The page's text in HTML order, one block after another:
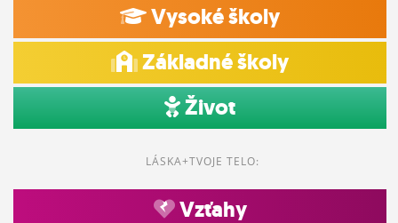
Vysoké školy
Základné školy
Život
LÁSKA+TVOJE TELO:
Vzťahy